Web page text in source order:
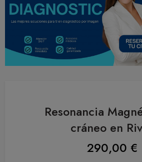
Resonancia
cráneo en
290,00 €